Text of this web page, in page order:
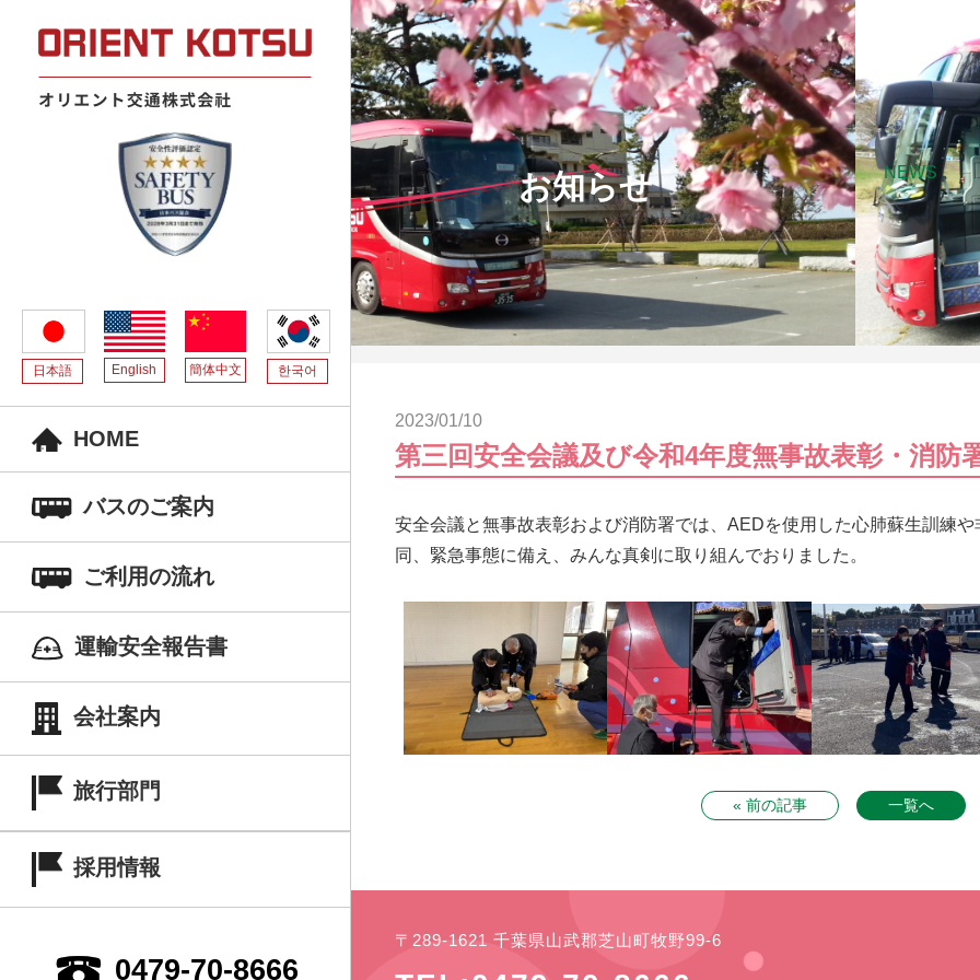
日本語 English 簡体中文 한국어
HOME
バスのご案内
ご利用の流れ
運輸安全報告書
会社案内
旅行部門
採用情報
0479-70-8666
お知らせ NEWS
2023/01/10
第三回安全会議及び令和4年度無事故表彰・消防
安全会議と無事故表彰および消防署では、AEDを使用した心肺蘇生訓練
同、緊急事態に備え、みんな真剣に取り組んでおりました。
« 前の記事 一覧へ
〒289-1621 千葉県山武郡芝山町牧野99-6